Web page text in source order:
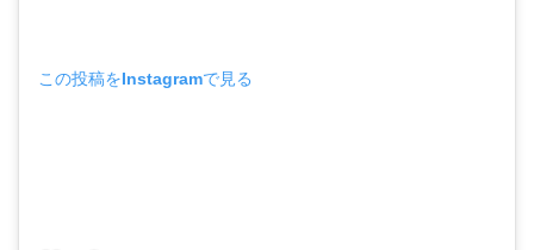
この投稿をInstagramで見る